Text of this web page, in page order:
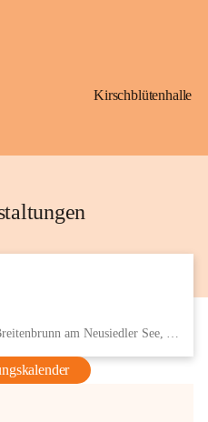
Kirschblütenhalle
Eisenstädter Straße 18, 7091 Breitenbrunn am Neusiedler See, AUT